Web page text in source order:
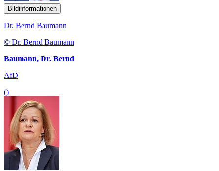
Bildinformationen
Dr. Bernd Baumann
© Dr. Bernd Baumann
Baumann, Dr. Bernd
AfD
()